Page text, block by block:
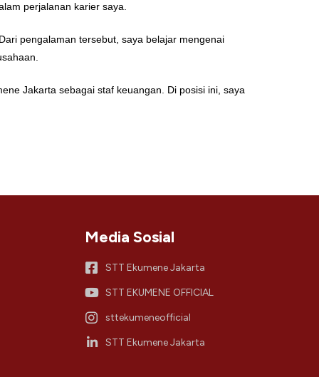
perjalanan karier saya.
pengalaman tersebut, saya belajar mengenai
Jakarta sebagai staf keuangan. Di posisi ini, saya
Media Sosial
STT Ekumene Jakarta
STT EKUMENE OFFICIAL
sttekumeneofficial
STT Ekumene Jakarta